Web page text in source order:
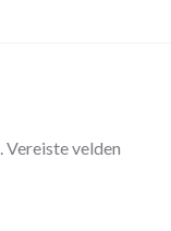
Vereiste velden